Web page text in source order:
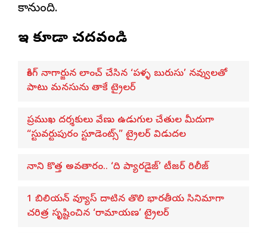
కానుంది.
ఇవి కూడా చదవండి
కింగ్ నాగార్జున లాంచ్ చేసిన ‘పళ్ళ బురుసు’ నవ్వులతో
పాటు మనసును తాకే ట్రైలర్
ప్రముఖ దర్శకులు వేణు ఉడుగుల చేతుల మీదుగా
“స్టువర్టుపురం స్టూడెంట్స్” ట్రైలర్ విడుదల
నాని కొత్త అవతారం.. ‘ది ప్యారడైజ్’ టీజర్ రిలీజ్
1 బిలియన్ వ్యూస్ దాటిన తొలి భారతీయ సినిమాగా
చరిత్ర సృష్టించిన ‘రామాయణ’ ట్రైలర్